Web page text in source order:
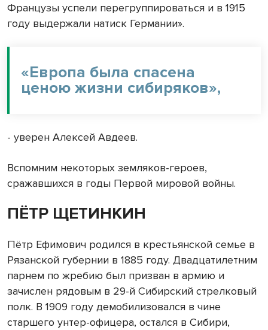
Французы успели перегруппироваться и в 1915
году выдержали натиск Германии».
«Европа была спасена
ценою жизни сибиряков»,
- уверен Алексей Авдеев.
Вспомним некоторых земляков-героев,
сражавшихся в годы Первой мировой войны.
ПЁТР ЩЕТИНКИН
Пётр Ефимович родился в крестьянской семье в
Рязанской губернии в 1885 году. Двадцатилетним
парнем по жребию был призван в армию и
зачислен рядовым в 29-й Сибирский стрелковый
полк. В 1909 году демобилизовался в чине
старшего унтер-офицера, остался в Сибири,